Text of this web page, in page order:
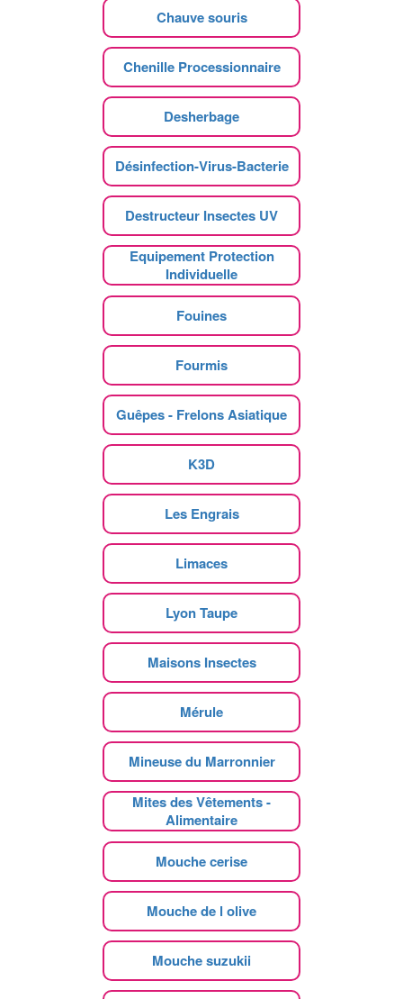
Chauve souris
Chenille Processionnaire
Desherbage
Désinfection-Virus-Bacterie
Destructeur Insectes UV
Equipement Protection
Individuelle
Fouines
Fourmis
Guêpes - Frelons Asiatique
K3D
Les Engrais
Limaces
Lyon Taupe
Maisons Insectes
Mérule
Mineuse du Marronnier
Mites des Vêtements -
Alimentaire
Mouche cerise
Mouche de l olive
Mouche suzukii